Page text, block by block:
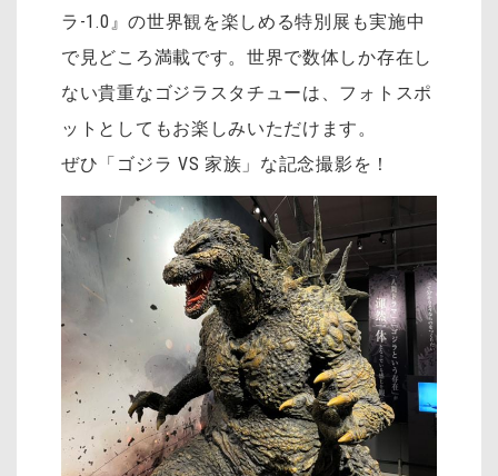
ラ-1.0』の世界観を楽しめる特別展も実施中
で見どころ満載です。世界で数体しか存在し
ない貴重なゴジラスタチューは、フォトスポ
ットとしてもお楽しみいただけます。
ぜひ「ゴジラ VS 家族」な記念撮影を！